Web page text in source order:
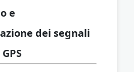
e
dei segnali